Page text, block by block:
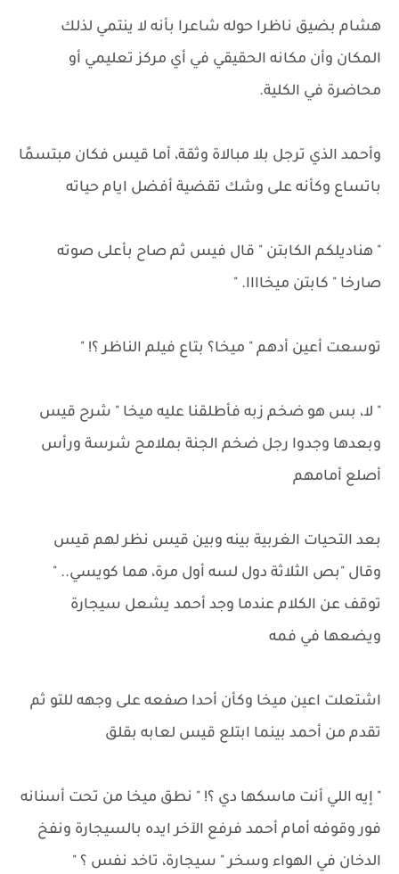
هشام بضيق ناظرا حوله شاعرا بأنه لا ينتمي لذلك
المكان وأن مكانه الحقيقي في أي مركز تعليمي أو
محاضرة في الكلية.
وأحمد الذي ترجل بلا مبالاة وثقة، أما قيس فكان مبتسمًا
باتساع وكأنه على وشك تقضية أفضل ايام حياته
" هناديلكم الكابتن " قال فيس ثم صاح بأعلى صوته
صارخا " كابتن ميخاااا. "
توسعت أعين أدهم " ميخا؟ بتاع فيلم الناظر ؟! "
" لا، بس هو ضخم زبه فأطلقنا عليه ميخا " شرح قيس
وبعدها وجدوا رجل ضخم الجنة بملامح شرسة ورأس
أصلع أمامهم
بعد التحيات الغربية بينه وبين قيس نظر لهم قيس
وقال "بص الثلاثة دول لسه أول مرة، هما كويسي.. "
توقف عن الكلام عندما وجد أحمد يشعل سيجارة
ويضعها في فمه
اشتعلت اعين ميخا وكأن أحدا صفعه على وجهه للتو ثم
تقدم من أحمد بينما ابتلع قيس لعابه بقلق
" إيه اللي أنت ماسكها دي ؟! " نطق ميخا من تحت أسنانه
فور وقوفه أمام أحمد فرفع الآخر ايده بالسيجارة ونفخ
الدخان في الهواء وسخر " سيجارة، تاخد نفس ؟ "